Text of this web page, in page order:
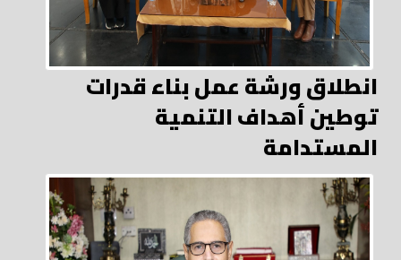
انطلاق ورشة عمل بناء قدرات
توطين أهداف التنمية
المستدامة